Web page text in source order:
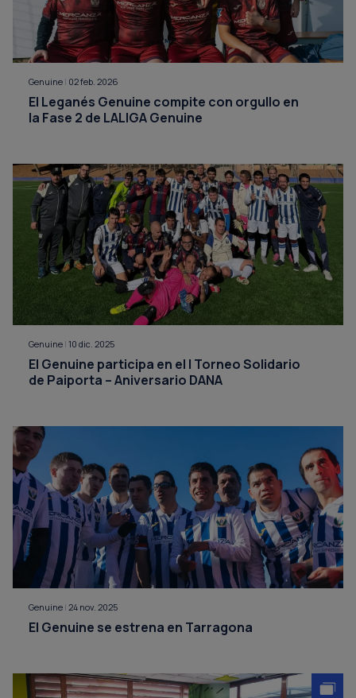
Genuine | 02 feb. 2026
El Leganés Genuine compite con orgullo en
la Fase 2 de LALIGA Genuine
Genuine | 10 dic. 2025
El Genuine participa en el I Torneo Solidario
de Paiporta – Aniversario DANA
Genuine | 24 nov. 2025
El Genuine se estrena en Tarragona